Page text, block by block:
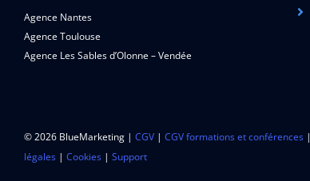
Agence Nantes
Agence Toulouse
Agence Les Sables d’Olonne – Vendée
© 2026 BlueMarketing | CGV| CGV formations et conférences|
légales| Cookies| Support